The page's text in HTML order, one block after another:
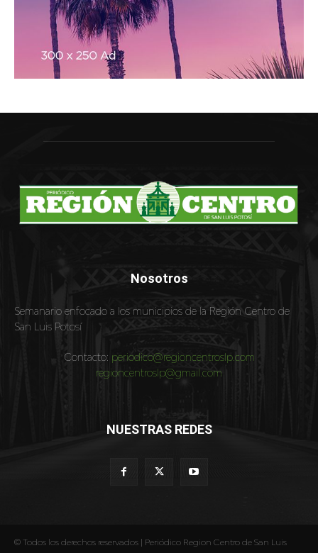
Nosotros
Semanario enfocado a los municipios de la Región Centro de
San Luis Potosí
Contacto: periodico@regioncentroslp.com
regioncentroslp@gmail.com
NUESTRAS REDES
© Todos los derechos reservados | Periódico Region Centro de San Luis